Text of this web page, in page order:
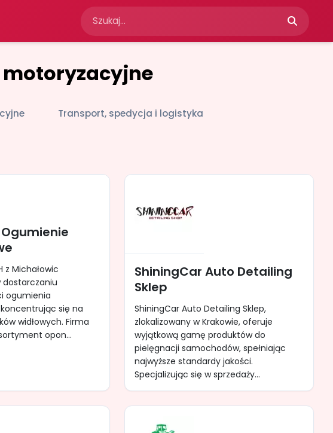
motoryzacyjne
Transport, spedycja i logistyka
Ogumienie
z Michałowic
dostarczaniu
ogumienia
się na
widłowych. Firma
opon...
ShiningCar Auto Detailing
Sklep
ShiningCar Auto Detailing Sklep,
zlokalizowany w Krakowie, oferuje
wyjątkową gamę produktów do
pielęgnacji samochodów, spełniając
najwyższe standardy jakości.
Specjalizując się w sprzedaży...